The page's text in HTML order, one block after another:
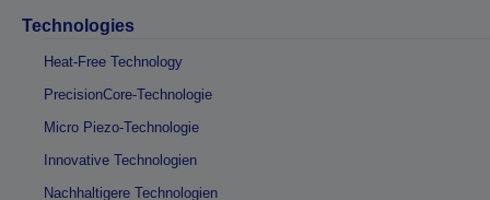
Technologies
Heat-Free Technology
PrecisionCore-Technologie
Micro Piezo-Technologie
Innovative Technologien
Nachhaltigere Technologien